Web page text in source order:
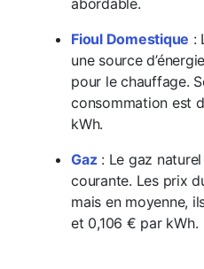
abordable.
Fioul Domestique :
une source
pour le chauffage.
consommation est
kWh.
Gaz: Le gaz
courante. Les prix
mais en moyenne,
et 0,106 € par kWh.